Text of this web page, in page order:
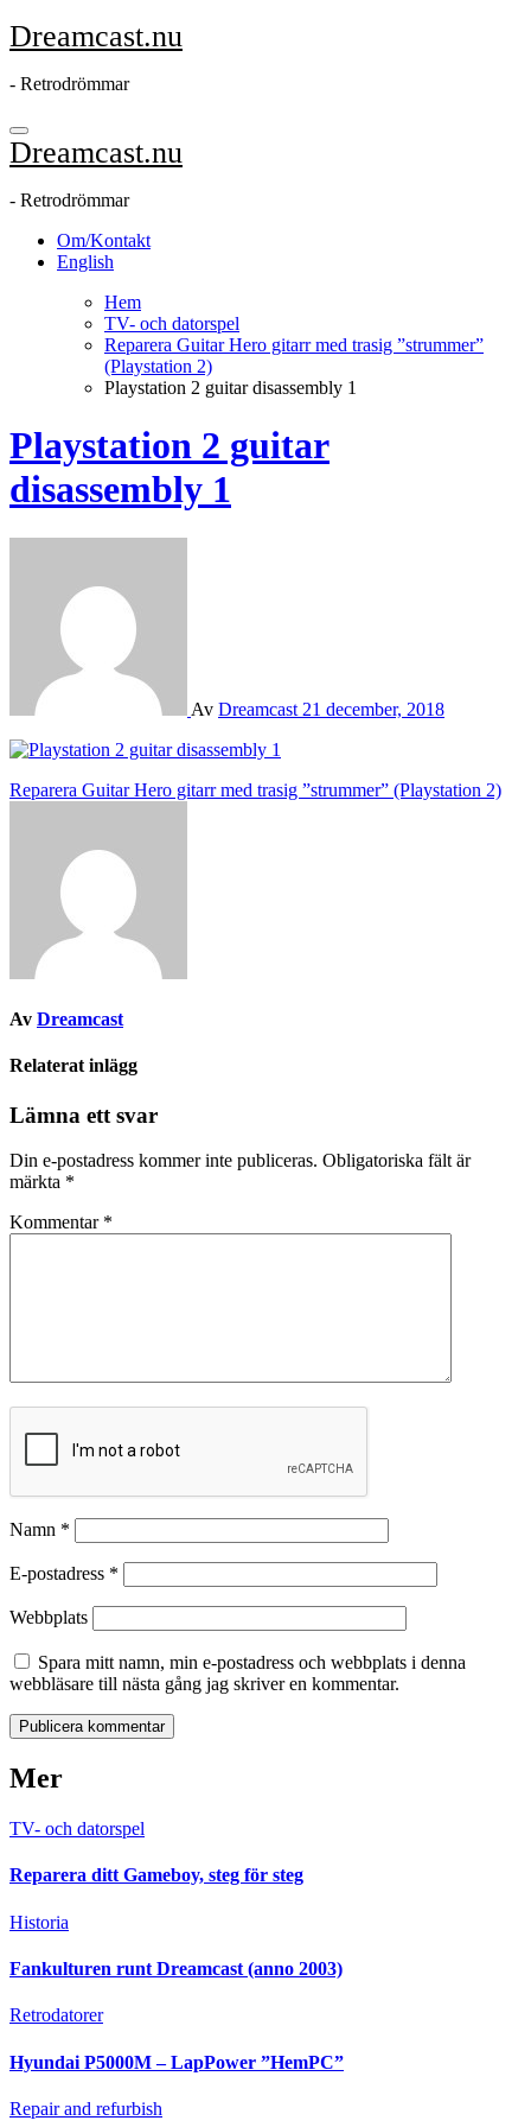
Hoppa
till
Dreamcast.nu
- Retrodrömmar
Dreamcast.nu
- Retrodrömmar
Om/Kontakt
English
Hem
TV- och datorspel
Reparera Guitar Hero gitarr med trasig ”strummer”
(Playstation 2)
Playstation 2 guitar disassembly 1
Playstation 2 guitar
disassembly 1
Av Dreamcast 21 december, 2018
Inläggsnavigering
Reparera Guitar Hero gitarr med trasig ”strummer” (Playstation 2)
Av Dreamcast
Relaterat inlägg
Lämna ett svar
Din e-postadress kommer inte publiceras. Obligatoriska fält är
märkta *
Kommentar *
Namn *
E-postadress *
Webbplats
Spara mitt namn, min e-postadress och webbplats i denna
webbläsare till nästa gång jag skriver en kommentar.
Mer
TV- och datorspel
Reparera ditt Gameboy, steg för steg
Historia
Fankulturen runt Dreamcast (anno 2003)
Retrodatorer
Hyundai P5000M – LapPower ”HemPC”
Repair and refurbish